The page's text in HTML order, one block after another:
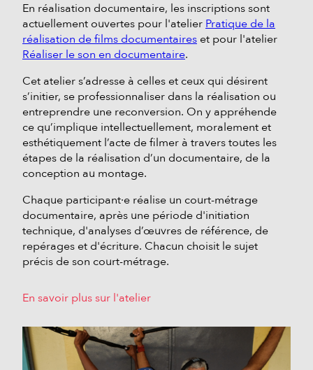
En réalisation documentaire, les inscriptions sont
actuellement ouvertes pour l'atelier Pratique de la
réalisation de films documentaires et pour l'atelier
Réaliser le son en documentaire.
Cet atelier s’adresse à celles et ceux qui désirent
s’initier, se professionnaliser dans la réalisation ou
entreprendre une reconversion. On y appréhende
ce qu’implique intellectuellement, moralement et
esthétiquement l’acte de filmer à travers toutes les
étapes de la réalisation d’un documentaire, de la
conception au montage.
Chaque participant·e réalise un court-métrage
documentaire, après une période d'initiation
technique, d'analyses d’œuvres de référence, de
repérages et d'écriture. Chacun choisit le sujet
précis de son court-métrage.
En savoir plus sur l'atelier